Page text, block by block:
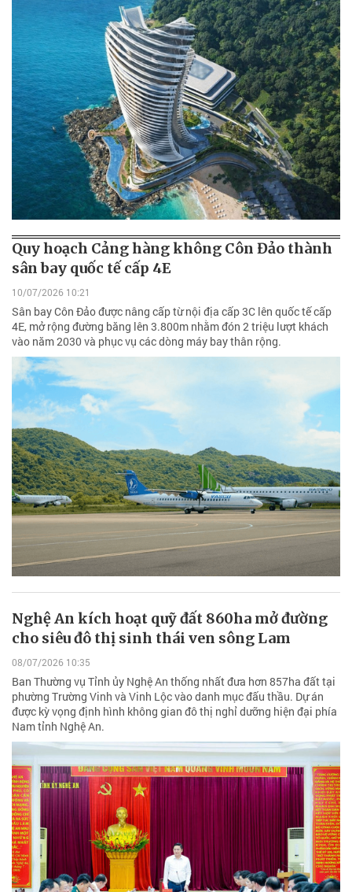
Quy hoạch Cảng hàng không Côn Đảo thành
sân bay quốc tế cấp 4E
10/07/2026 10:21
Sân bay Côn Đảo được nâng cấp từ nội địa cấp 3C lên quốc tế cấp
4E, mở rộng đường băng lên 3.800m nhằm đón 2 triệu lượt khách
vào năm 2030 và phục vụ các dòng máy bay thân rộng.
Nghệ An kích hoạt quỹ đất 860ha mở đường
cho siêu đô thị sinh thái ven sông Lam
08/07/2026 10:35
Ban Thường vụ Tỉnh ủy Nghệ An thống nhất đưa hơn 857ha đất tại
phường Trường Vinh và Vinh Lộc vào danh mục đấu thầu. Dự án
được kỳ vọng định hình không gian đô thị nghỉ dưỡng hiện đại phía
Nam tỉnh Nghệ An.